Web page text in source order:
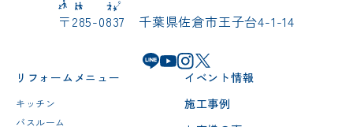
〒285-0837 千葉県佐倉市王子台4-1-14
リフォームメニュー
キッチン
バスルーム
イベント情報
施工事例